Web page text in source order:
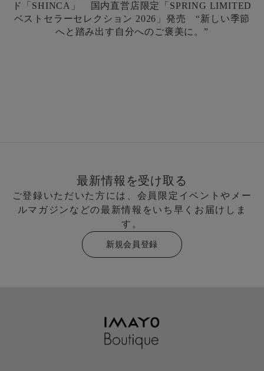
ド「SHINCA」 国内直営店限定「SPRING LIMITED
ベストセラーセレクション 2026」発売 “新しい季節
へと踏み出す自分へのご褒美に。”
最新情報を受け取る
ご登録いただいた方には、会員限定イベントやメー
ルマガジンなどの最新情報をいち早くお届けしま
す。
新規会員登録